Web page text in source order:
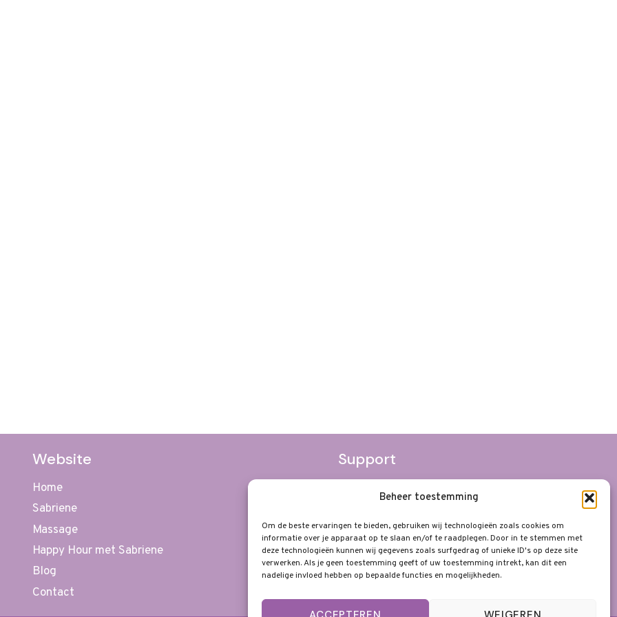
Beheer toestemming
Om de beste ervaringen te bieden, gebruiken wij technologieën zoals cookies om
informatie over je apparaat op te slaan en/of te raadplegen. Door in te stemmen met
deze technologieën kunnen wij gegevens zoals surfgedrag of unieke ID's op deze site
verwerken. Als je geen toestemming geeft of uw toestemming intrekt, kan dit een
nadelige invloed hebben op bepaalde functies en mogelijkheden.
Website
Home
Sabriene
Massage
Happy Hour met Sabriene
Blog
Contact
Support
Disclaimer